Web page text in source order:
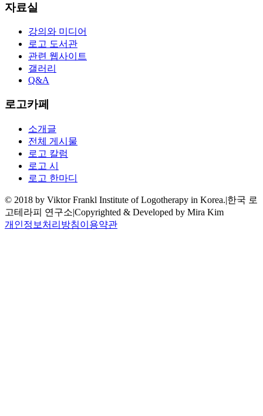
자료실
강의와 미디어
로고 도서관
관련 웹사이트
갤러리
Q&A
로고카페
소개글
전체 게시물
로고 칼럼
로고 시
로고 한마디
© 2018 by Viktor Frankl Institute of Logotherapy in Korea.|한국 로
고테라피 연구소|Copyrighted & Developed by Mira Kim
개인정보처리방침이용약관